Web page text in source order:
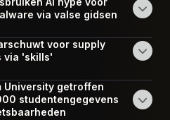
via valse gidsen
voor supply
via 'skills'
University getroffen
studentengegevens